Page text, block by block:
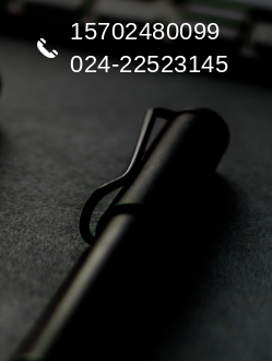
15702480099
024-22523145